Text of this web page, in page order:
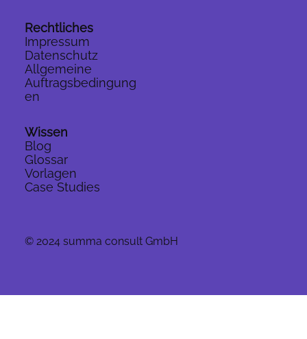
© 2024 summa consult GmbH
Rechtliches
Impressum
Datenschutz
Allgemeine
Auftragsbedingung
en
Wissen
Blog
Glossar
Vorlagen
Case Studies